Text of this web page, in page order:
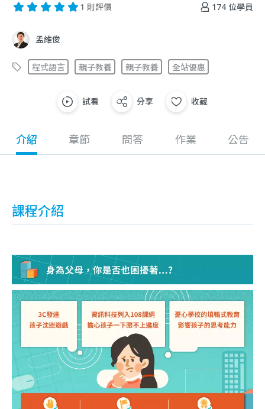
174 位學員
1 則評價
孟維俊
程式語言 親子教養 親子教養 全站優惠
試看 分享 收藏
介紹 章節 問答 作業 公告
課程介紹